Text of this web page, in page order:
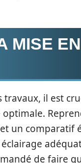
MISE
travaux, il est
un comparatif
de faire